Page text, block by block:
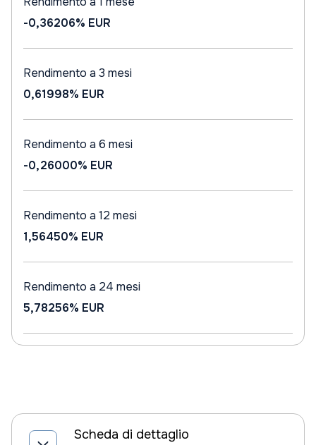
-0,36206% EUR
Rendimento a 3 mesi
0,61998% EUR
Rendimento a 6 mesi
-0,26000% EUR
Rendimento a 12 mesi
1,56450% EUR
Rendimento a 24 mesi
5,78256% EUR
Scheda di dettaglio